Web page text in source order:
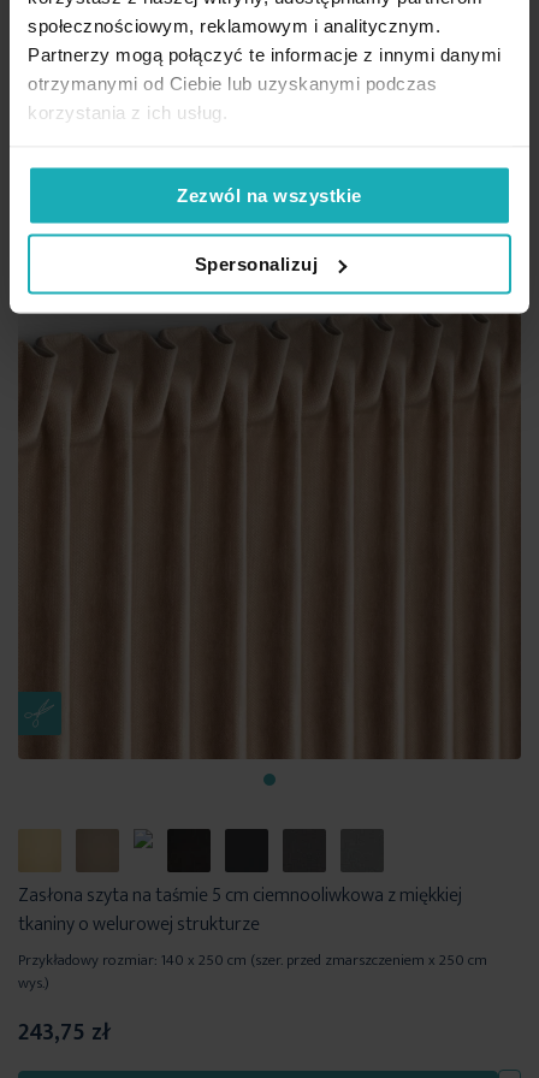
społecznościowym, reklamowym i analitycznym.
Partnerzy mogą połączyć te informacje z innymi danymi
otrzymanymi od Ciebie lub uzyskanymi podczas
korzystania z ich usług.
Zezwól na wszystkie
Spersonalizuj
welwetowej zdobionej połyskującym drukiem
Przykładowy rozmiar: 140 x 250 cm (szer. przed zmarszczeniem x 250 cm
wys.)
161,91 zł
Zasłona szyta na taśmie 5 cm ciemnooliwkowa z miękkiej
tkaniny o welurowej strukturze
Przykładowy rozmiar: 140 x 250 cm (szer. przed zmarszczeniem x 250 cm
wys.)
243,75 zł